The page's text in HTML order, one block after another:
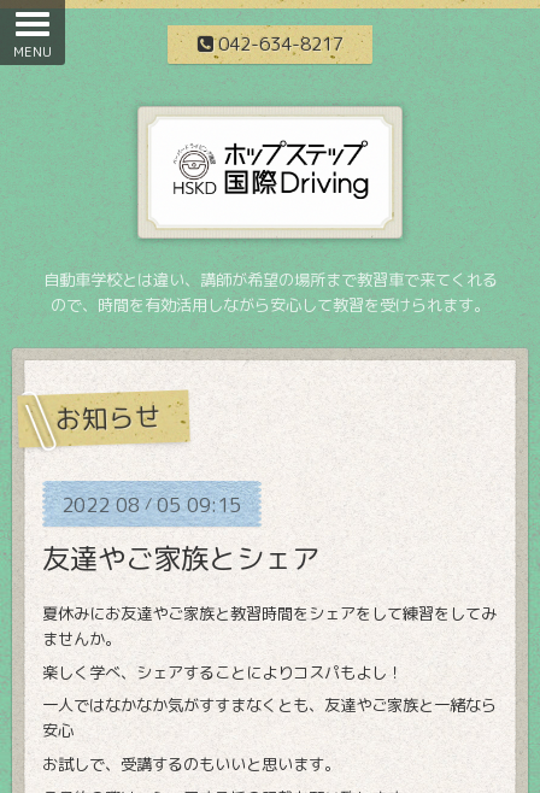
042-634-8217
自動車学校とは違い、講師が希望の場所まで教習車で来てくれる
ので、時間を有効活用しながら安心して教習を受けられます。
お知らせ
2022 08/05 09:15
友達やご家族とシェア
夏休みにお友達やご家族と教習時間をシェアをして練習をしてみ
ませんか。
楽しく学べ、シェアすることによりコスパもよし！
一人ではなかなか気がすすまなくとも、友達やご家族と一緒なら
安心
お試しで、受講するのもいいと思います。